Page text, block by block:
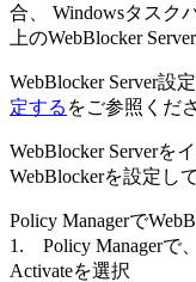
合、 Windowsタスク
上のWebBlocker
WebBlocker Server設
定する をご参照くだ
WebBlocker Serverを
WebBlockerを設定し
Policy Managerで
1. Policy Managerで
Activateを選択